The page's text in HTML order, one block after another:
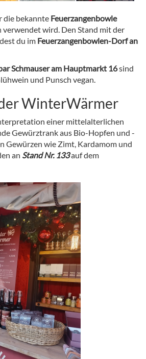
die bekannte Feuerzangenbowle
wird. Den Stand mit der
du im Feuerzangenbowlen-Dorf an
Schmauser am Hauptmarkt 16sind
und Punsch vegan.
WinterWärmer
einer mittelalterlichen
Gewürztrank aus Bio-Hopfen und -
Gewürzen wie Zimt, Kardamom und
an Stand Nr. 133auf dem